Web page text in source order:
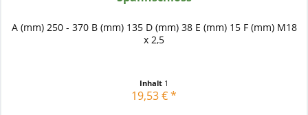
A (mm) 250 - 370 B (mm) 135 D (mm) 38 E (mm) 15 F (mm) M18
x 2,5
Inhalt 1
19,53 € *